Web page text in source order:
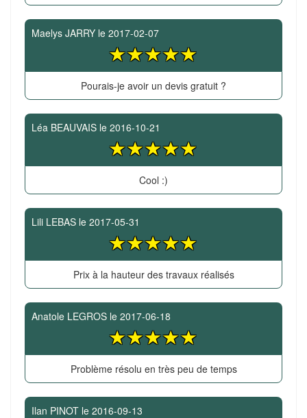
Maelys JARRY le 2017-02-07
Pourais-je avoir un devis gratuit ?
Léa BEAUVAIS le 2016-10-21
Cool :)
Lili LEBAS le 2017-05-31
Prix à la hauteur des travaux réalisés
Anatole LEGROS le 2017-06-18
Problème résolu en très peu de temps
Ilan PINOT le 2016-09-13